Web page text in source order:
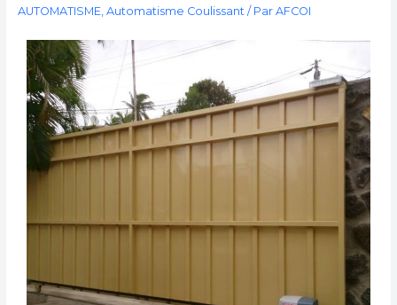
AUTOMATISME, Automatisme Coulissant/ Par AFCOI